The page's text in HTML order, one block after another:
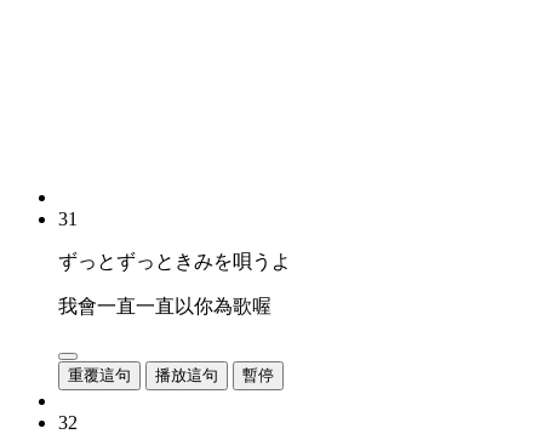
31
ずっとずっときみを唄うよ
我會一直一直以你為歌喔
重覆這句 播放這句 暫停
32